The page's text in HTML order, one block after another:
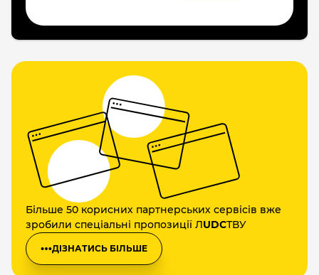
Більше 50 корисних партнерських сервісів вже
зробили спеціальні пропозиції ЛUDCТВУ
ДІЗНАТИСЬ БІЛЬШЕ